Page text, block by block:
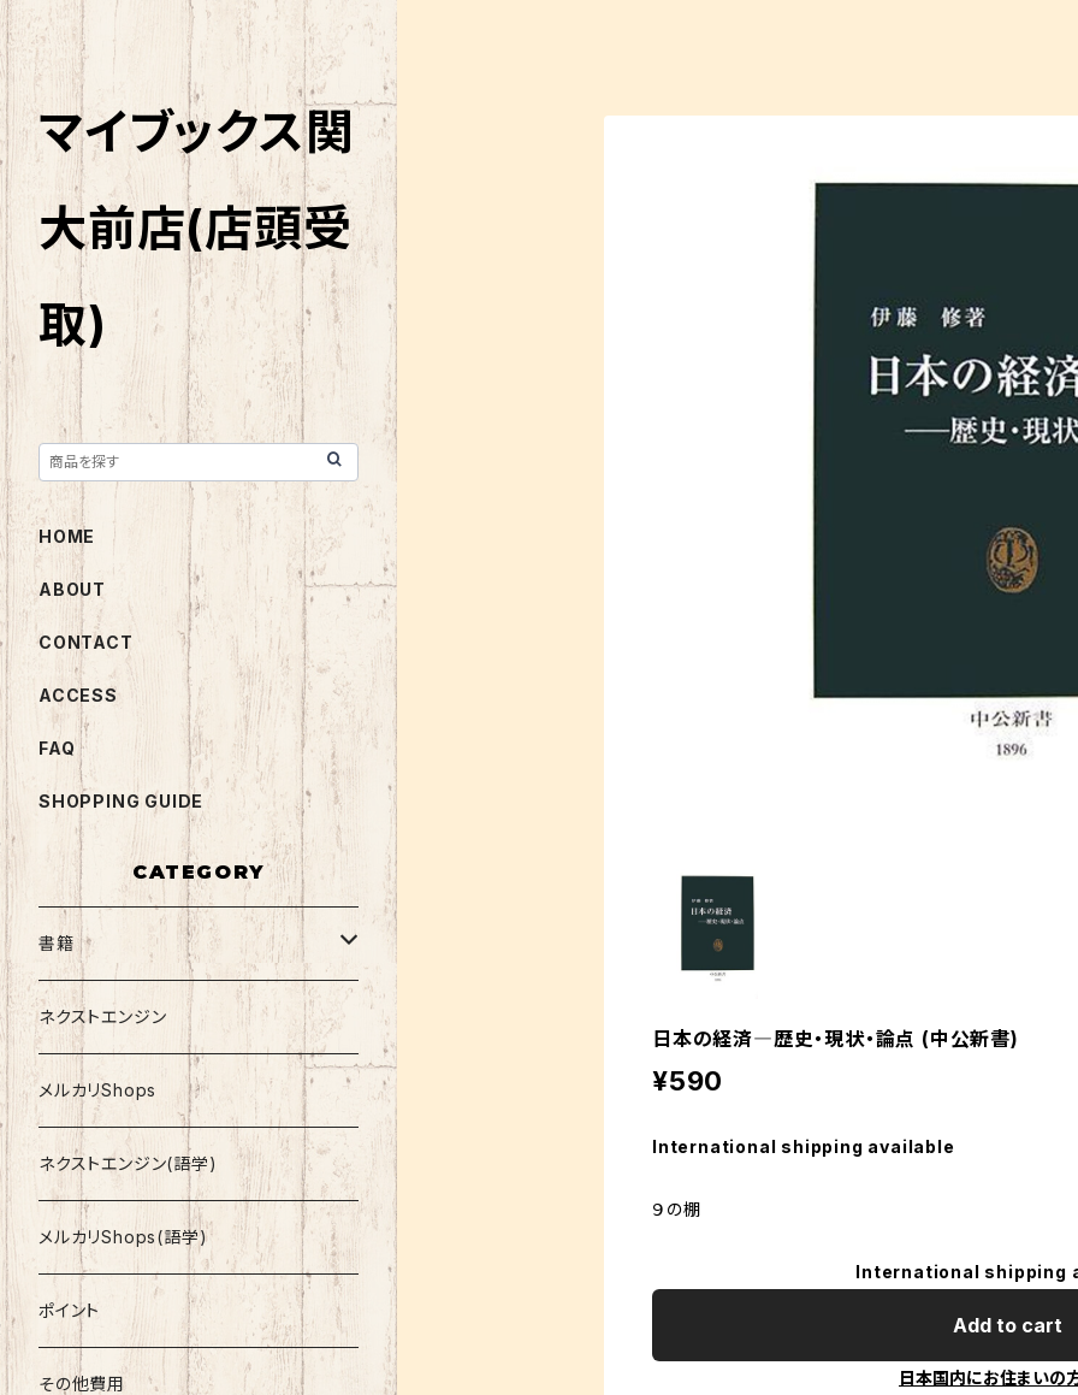
日本の経済―歴史・現状・論点 (中公新書)
¥590
International shipping available
９の棚
International shipping
Add to cart
日本国内にお住まいの
マイブックス関
大前店(店頭受
取)
HOME
ABOUT
CONTACT
ACCESS
FAQ
SHOPPING GUIDE
CATEGORY
書籍
関西大学テキスト
就活
資格
コミック
文庫
その他書籍
ネクストエンジン
メルカリShops
ネクストエンジン(語学)
メルカリShops(語学)
ポイント
その他費用